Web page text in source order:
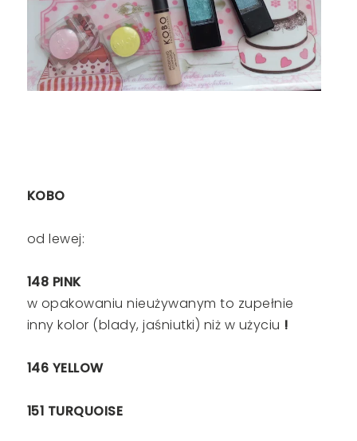
KOBO
od lewej:
148 PINK
w opakowaniu nieużywanym to zupełnie
inny kolor (blady, jaśniutki) niż w użyciu !
146 YELLOW
151 TURQUOISE